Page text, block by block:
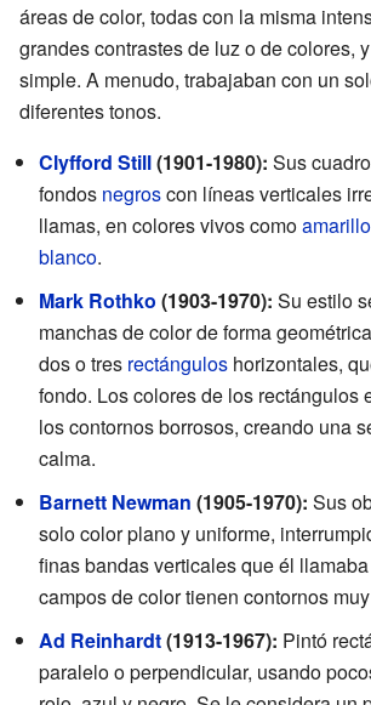
áreas de color, todas con la misma
grandes contrastes de luz o de colores,
simple. A menudo, trabajaban con un
diferentes tonos.
Clyfford Still(1901-1980): Sus
fondos negroscon líneas verticales
llamas, en colores vivos comoamarillo
blanco.
Mark Rothko (1903-1970): Su estilo
manchas de color de forma
dos o tres rectángulos horizontales,
fondo. Los colores de los rectángulos
los contornos borrosos, creando una
calma.
Barnett Newman (1905-1970): Sus
solo color plano y uniforme,
finas bandas verticales que él
campos de color tienen contornos
Ad Reinhardt(1913-1967): Pintó
paralelo o perpendicular, usando